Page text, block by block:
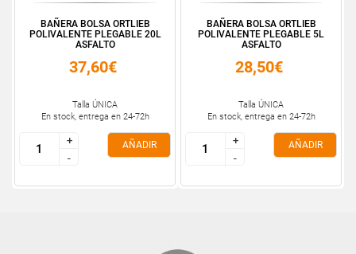
BAÑERA BOLSA ORTLIEB
POLIVALENTE PLEGABLE 20L
ASFALTO
37,60€
Talla ÚNICA
En stock, entrega en 24-72h
+
-
+
-
AÑADIR
BAÑERA BOLSA ORTLIEB
POLIVALENTE PLEGABLE 5L
ASFALTO
28,50€
Talla ÚNICA
En stock, entrega en 24-72h
+
-
+
-
AÑADIR